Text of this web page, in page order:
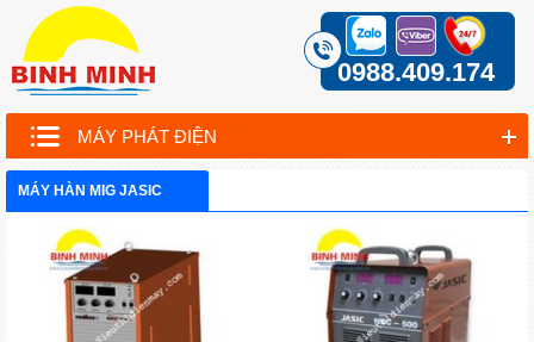
0988.409.174
MÁY PHÁT ĐIỆN
MÁY HÀN MIG JASIC